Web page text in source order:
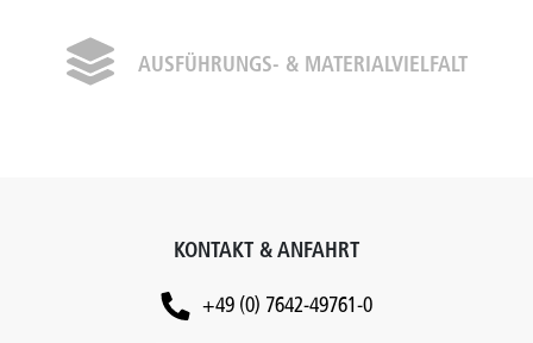
AUSFÜHRUNGS- & MATERIALVIELFALT
KONTAKT & ANFAHRT
+49 (0) 7642-49761-0